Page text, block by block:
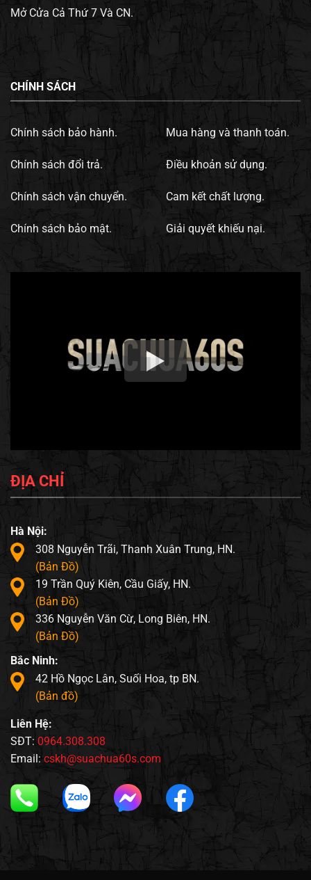
Mở Cửa Cả Thứ 7 Và CN.
CHÍNH SÁCH
Chính sách bảo hành.
Chính sách đổi trả.
Chính sách vận chuyển.
Chính sách bảo mật.
Mua hàng và thanh toán.
Điều khoản sử dụng.
Cam kết chất lượng.
Giải quyết khiếu nại.
ĐỊA CHỈ
Hà Nội:
308 Nguyễn Trãi, Thanh Xuân Trung, HN.
(Bản Đồ)
19 Trần Quý Kiên, Cầu Giấy, HN.
(Bản Đồ)
336 Nguyễn Văn Cừ, Long Biên, HN.
(Bản Đồ)
Bắc Ninh:
42 Hồ Ngọc Lân, Suối Hoa, tp BN.
(Bản đồ)
Liên Hệ:
SĐT: 0964.308.308
Email: cskh@suachua60s.com